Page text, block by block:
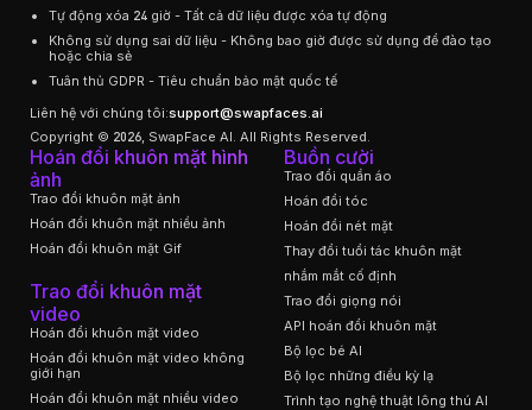
Tự động xóa 24 giờ - Tất cả dữ liệu được xóa tự động
Không sử dụng sai dữ liệu - Không bao giờ được sử dụng để đào tạo
hoặc chia sẻ
Tuân thủ GDPR - Tiêu chuẩn bảo mật quốc tế
Liên hệ với chúng tôi:support@swapfaces.ai
Copyright © 2026, SwapFace AI. All Rights Reserved.
Hoán đổi khuôn mặt hình
ảnh
Trao đổi khuôn mặt ảnh
Hoán đổi khuôn mặt nhiều ảnh
Hoán đổi khuôn mặt Gif
Trao đổi khuôn mặt
video
Hoán đổi khuôn mặt video
Hoán đổi khuôn mặt video không
giới hạn
Hoán đổi khuôn mặt nhiều video
Buồn cười
Trao đổi quần áo
Hoán đổi tóc
Hoán đổi nét mặt
Thay đổi tuổi tác khuôn mặt
nhắm mắt cố định
Trao đổi giọng nói
API hoán đổi khuôn mặt
Bộ lọc bé AI
Bộ lọc những điều kỳ lạ
Trình tạo nghệ thuật lông thú AI